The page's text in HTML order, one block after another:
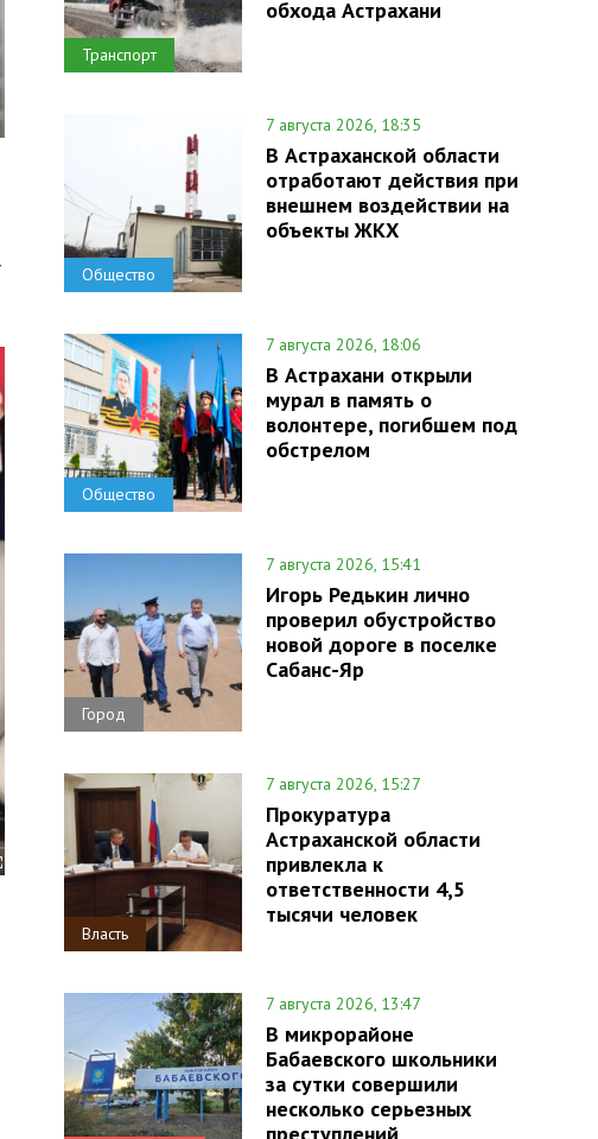
Транспорт
обхода Астрахани
Общество
7 августа 2026, 18:35
В Астраханской области
отработают действия при
внешнем воздействии на
объекты ЖКХ
Общество
7 августа 2026, 18:06
В Астрахани открыли
мурал в память о
волонтере, погибшем под
обстрелом
Город
7 августа 2026, 15:41
Игорь Редькин лично
проверил обустройство
новой дороге в поселке
Сабанс-Яр
Власть
7 августа 2026, 15:27
Прокуратура
Астраханской области
привлекла к
ответственности 4,5
тысячи человек
7 августа 2026, 13:47
В микрорайоне
Бабаевского школьники
за сутки совершили
несколько серьезных